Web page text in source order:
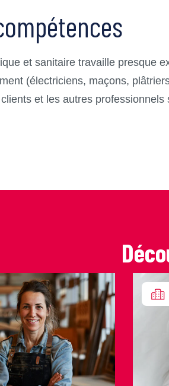
et sanitaire travaille presque
(électriciens, maçons,
et les autres professionnels